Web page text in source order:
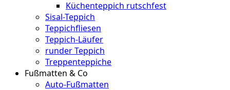
Küchenteppich rutschfest
Sisal-Teppich
Teppichfliesen
Teppich-Läufer
runder Teppich
Treppenteppiche
Fußmatten & Co
Auto-Fußmatten